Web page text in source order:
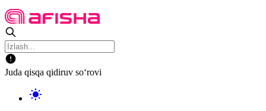
Juda qisqa qidiruv so‘rovi